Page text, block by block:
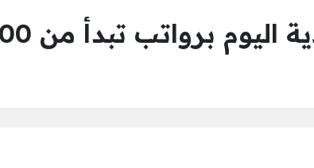
تبدأ من 5000 ريال شهريًا